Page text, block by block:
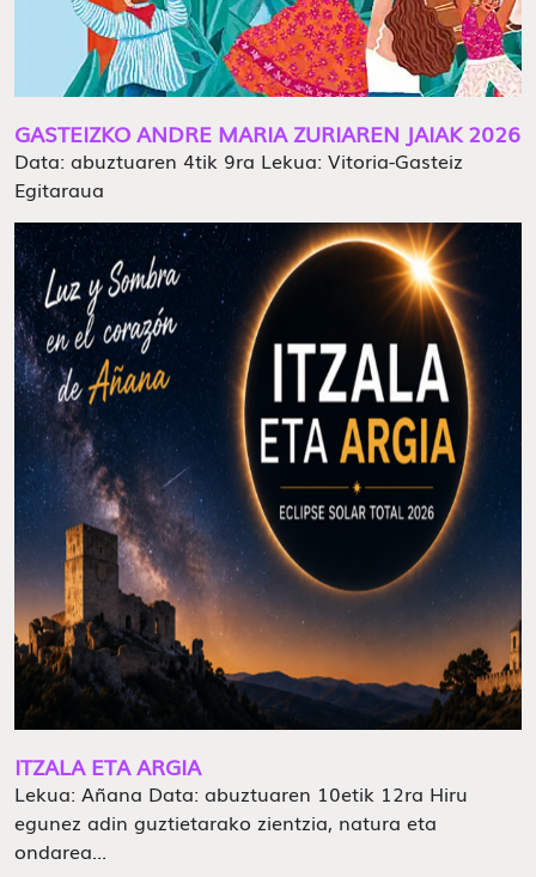
GASTEIZKO ANDRE MARIA ZURIAREN JAIAK 2026
Data: abuztuaren 4tik 9ra Lekua: Vitoria-Gasteiz
Egitaraua
ITZALA ETA ARGIA
Lekua: Añana Data: abuztuaren 10etik 12ra Hiru
egunez adin guztietarako zientzia, natura eta
ondarea...